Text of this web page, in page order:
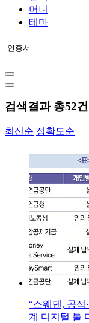
머니
테마
검색결과 총52건
최신순 정확도순
“스웨덴, 공
계 디지털 툴